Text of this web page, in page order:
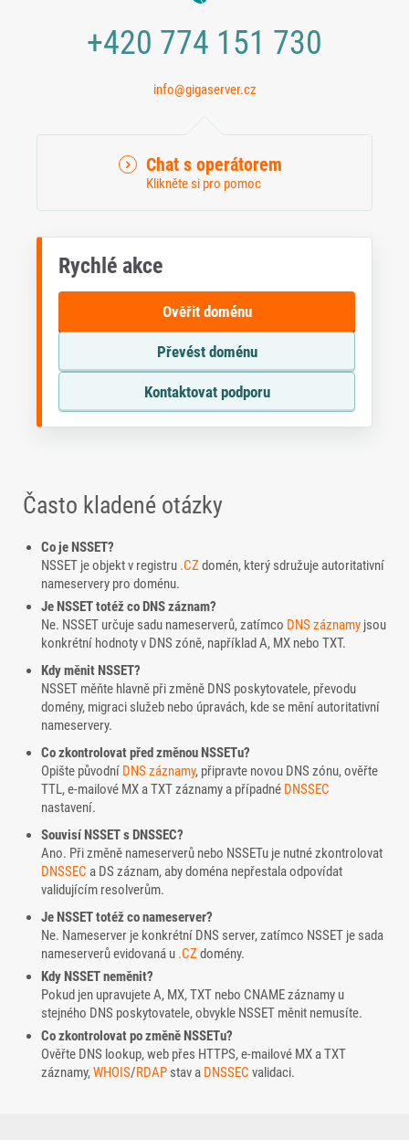
+420 774 151 730
info@gigaserver.cz
Chat s operátorem
Klikněte si pro pomoc
Rychlé akce
Ověřit doménu
Převést doménu
Kontaktovat podporu
Často kladené otázky
Co je NSSET?
NSSET je objekt v registru .CZdomén, který sdružuje autoritativní
nameservery pro doménu.
Je NSSET totéž co DNS záznam?
Ne. NSSET určuje sadu nameserverů, zatímco DNS záznamy jsou
konkrétní hodnoty v DNS zóně, například A, MX nebo TXT.
Kdy měnit NSSET?
NSSET měňte hlavně při změně DNS poskytovatele, převodu
domény, migraci služeb nebo úpravách, kde se mění autoritativní
nameservery.
Co zkontrolovat před změnou NSSETu?
Opište původní DNS záznamy, připravte novou DNS zónu, ověřte
TTL, e-mailové MX a TXT záznamy a případné DNSSEC
nastavení.
Souvisí NSSET s DNSSEC?
Ano. Při změně nameserverů nebo NSSETu je nutné zkontrolovat
DNSSEC a DS záznam, aby doména nepřestala odpovídat
validujícím resolverům.
Je NSSET totéž co nameserver?
Ne. Nameserver je konkrétní DNS server, zatímco NSSET je sada
nameserverů evidovaná u .CZdomény.
Kdy NSSET neměnit?
Pokud jen upravujete A, MX, TXT nebo CNAME záznamy u
stejného DNS poskytovatele, obvykle NSSET měnit nemusíte.
Co zkontrolovat po změně NSSETu?
Ověřte DNS lookup, web přes HTTPS, e-mailové MX a TXT
záznamy,WHOIS/RDAP stav a DNSSEC validaci.